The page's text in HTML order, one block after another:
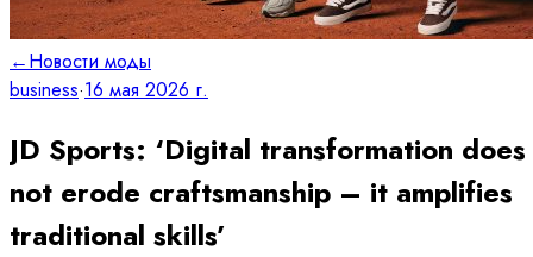
←Новости моды
business·16 мая 2026 г.
JD Sports: ‘Digital transformation does
not erode craftsmanship – it amplifies
traditional skills’